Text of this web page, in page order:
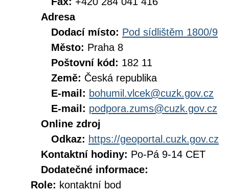
Adresa
Dodací místo: Pod sídlištěm 1800/9
Město: Praha 8
Poštovní kód: 182 11
Země: Česká republika
E-mail: bohumil.vlcek@cuzk.gov.cz
E-mail: podpora.zums@cuzk.gov.cz
Online zdroj
Odkaz: https://geoportal.cuzk.gov.cz
Kontaktní hodiny: Po-Pá 9-14 CET
Dodatečné informace:
Role: kontaktní bod